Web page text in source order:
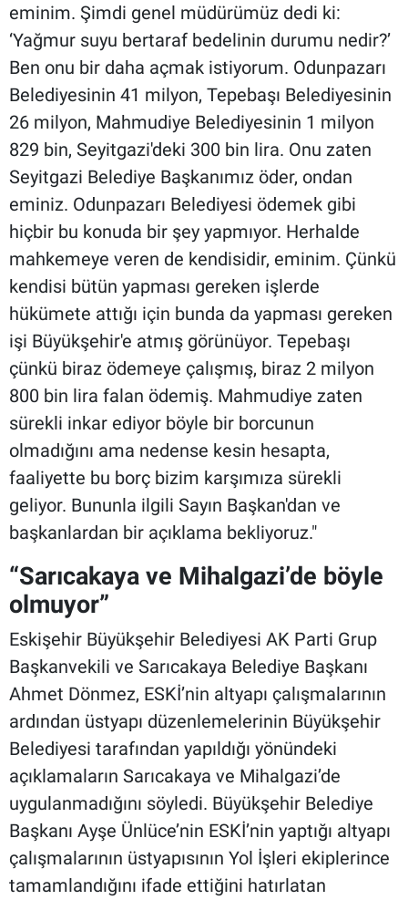
eminim. Şimdi genel müdürümüz dedi ki:
‘Yağmur suyu bertaraf bedelinin durumu nedir?’
Ben onu bir daha açmak istiyorum. Odunpazarı
Belediyesinin 41 milyon, Tepebaşı Belediyesinin
26 milyon, Mahmudiye Belediyesinin 1 milyon
829 bin, Seyitgazi'deki 300 bin lira. Onu zaten
Seyitgazi Belediye Başkanımız öder, ondan
eminiz. Odunpazarı Belediyesi ödemek gibi
hiçbir bu konuda bir şey yapmıyor. Herhalde
mahkemeye veren de kendisidir, eminim. Çünkü
kendisi bütün yapması gereken işlerde
hükümete attığı için bunda da yapması gereken
işi Büyükşehir'e atmış görünüyor. Tepebaşı
çünkü biraz ödemeye çalışmış, biraz 2 milyon
800 bin lira falan ödemiş. Mahmudiye zaten
sürekli inkar ediyor böyle bir borcunun
olmadığını ama nedense kesin hesapta,
faaliyette bu borç bizim karşımıza sürekli
geliyor. Bununla ilgili Sayın Başkan'dan ve
başkanlardan bir açıklama bekliyoruz."
“Sarıcakaya ve Mihalgazi’de böyle
olmuyor”
Eskişehir Büyükşehir Belediyesi AK Parti Grup
Başkanvekili ve Sarıcakaya Belediye Başkanı
Ahmet Dönmez, ESKİ’nin altyapı çalışmalarının
ardından üstyapı düzenlemelerinin Büyükşehir
Belediyesi tarafından yapıldığı yönündeki
açıklamaların Sarıcakaya ve Mihalgazi’de
uygulanmadığını söyledi. Büyükşehir Belediye
Başkanı Ayşe Ünlüce’nin ESKİ’nin yaptığı altyapı
çalışmalarının üstyapısının Yol İşleri ekiplerince
tamamlandığını ifade ettiğini hatırlatan